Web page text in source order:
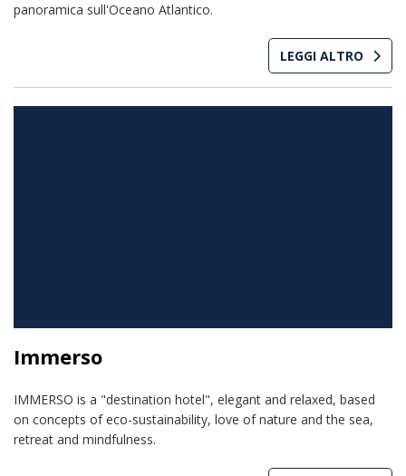
panoramica sull'Oceano Atlantico.
LEGGI ALTRO
Immerso
IMMERSO is a "destination hotel", elegant and relaxed, based
on concepts of eco-sustainability, love of nature and the sea,
retreat and mindfulness.